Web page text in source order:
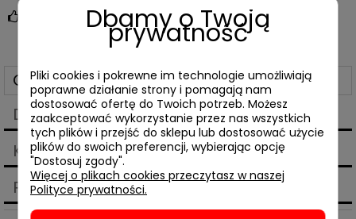
poleć znajomemu
Opis
Dane techniczne
Koszty dostawy
Cena nie zawiera ewentualnych kosztów płatności
Produkty powiązane
Dbamy o Twoją
prywatność
Pliki cookies i pokrewne im technologie umożliwiają
poprawne działanie strony i pomagają nam
dostosować ofertę do Twoich potrzeb. Możesz
zaakceptować wykorzystanie przez nas wszystkich
tych plików i przejść do sklepu lub dostosować użycie
plików do swoich preferencji, wybierając opcję
"Dostosuj zgody".
Więcej o plikach cookies przeczytasz w naszej
Polityce prywatności.